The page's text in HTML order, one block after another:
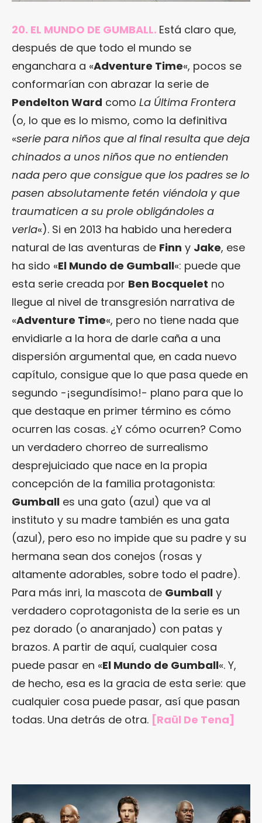
20. EL MUNDO DE GUMBALL. Está claro que,
después de que todo el mundo se
enganchara a «Adventure Time«, pocos se
conformarían con abrazar la serie de
Pendelton Ward como La Última Frontera
(o, lo que es lo mismo, como la definitiva
«serie para niños que al final resulta que deja
chinados a unos niños que no entienden
nada pero que consigue que los padres se lo
pasen absolutamente fetén viéndola y que
traumaticen a su prole obligándoles a
verla«). Si en 2013 ha habido una heredera
natural de las aventuras de Finn y Jake, ese
ha sido «El Mundo de Gumball«: puede que
esta serie creada por Ben Bocquelet no
llegue al nivel de transgresión narrativa de
«Adventure Time«, pero no tiene nada que
envidiarle a la hora de darle caña a una
dispersión argumental que, en cada nuevo
capítulo, consigue que lo que pasa quede en
segundo -¡segundísimo!- plano para que lo
que destaque en primer término es cómo
ocurren las cosas. ¿Y cómo ocurren? Como
un verdadero chorreo de surrealismo
desprejuiciado que nace en la propia
concepción de la familia protagonista:
Gumball es una gato (azul) que va al
instituto y su madre también es una gata
(azul), pero eso no impide que su padre y su
hermana sean dos conejos (rosas y
altamente adorables, sobre todo el padre).
Para más inri, la mascota de Gumball y
verdadero coprotagonista de la serie es un
pez dorado (o anaranjado) con patas y
brazos. A partir de aquí, cualquier cosa
puede pasar en «El Mundo de Gumball«. Y,
de hecho, esa es la gracia de esta serie: que
cualquier cosa puede pasar, así que pasan
todas. Una detrás de otra. [Raül De Tena]